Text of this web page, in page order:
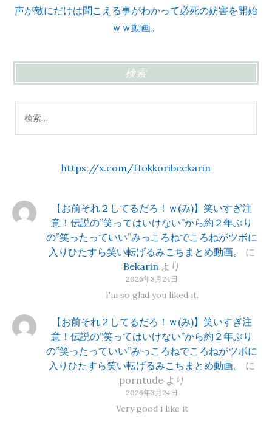
声が敵にだけは聞こえる事がわかって必死の妨害を開始
ｗｗ動画。
検索
索:
https://x.com/Hokkoribeekarin
【お前それ２してるだろ！ｗ(み)】笑いすぎ注
意！伝説の”笑ってはいけない”から約２年ぶり
の”笑ったっていい”みっころねでころねがツボに
入りひたすら笑い転げるみこちまとめ動画。
に
Bekarin より
2026年3月24日
I'm so glad you liked it.
【お前それ２してるだろ！ｗ(み)】笑いすぎ注
意！伝説の”笑ってはいけない”から約２年ぶり
の”笑ったっていい”みっころねでころねがツボに
入りひたすら笑い転げるみこちまとめ動画。
に
porntudeより
2026年3月24日
Very good i like it